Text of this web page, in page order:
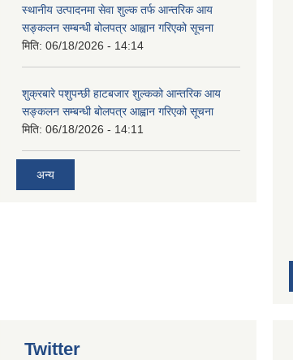
स्थानीय उत्पादनमा सेवा शुल्क तर्फ आन्तरिक आय
सङ्कलन सम्बन्धी बोलपत्र आह्वान गरिएको सूचना
मिति: 06/18/2026 - 14:14
शुक्रबारे पशुपन्छी हाटबजार शुल्कको आन्तरिक आय
सङ्कलन सम्बन्धी बोलपत्र आह्वान गरिएको सूचना
मिति: 06/18/2026 - 14:11
अन्य
Twitter